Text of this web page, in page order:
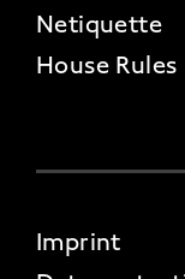
Netiquette
House Rules
FOOTER
Imprint